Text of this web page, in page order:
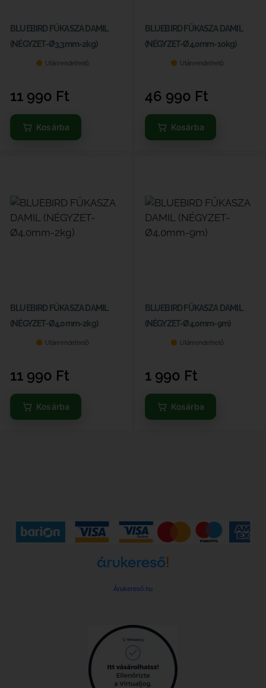
BLUEBIRD FŰKASZA DAMIL
(NÉGYZET-Ø3,3mm-2kg)
Utánrendelhető
11 990 Ft
Kosárba
BLUEBIRD FŰKASZA DAMIL
(NÉGYZET-Ø4,0mm-10kg)
Utánrendelhető
46 990 Ft
Kosárba
BLUEBIRD FŰKASZA DAMIL
(NÉGYZET-Ø4,0mm-2kg)
Utánrendelhető
11 990 Ft
Kosárba
BLUEBIRD FŰKASZA DAMIL
(NÉGYZET-Ø4,0mm-9m)
Utánrendelhető
1 990 Ft
Kosárba
Árukereső.hu